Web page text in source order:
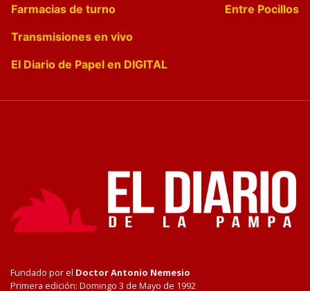
Farmacias de turno
Entre Pocillos
Transmisiones en vivo
El Diario de Papel en DIGITAL
Fundado por el Doctor Antonio Nemesio
Primera edición: Domingo 3 de Mayo de 1992